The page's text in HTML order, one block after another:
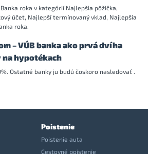
roka v kategórií Najlepšia pôžička,
účet, Najlepší termínovaný vklad, Najlepšia
roka.
– VÚB banka ako prvá dvíha
hypotékach
Ostatné banky ju budú čoskoro nasledovať .
Poistenie
Poistenie auta
Cestovné poistenie